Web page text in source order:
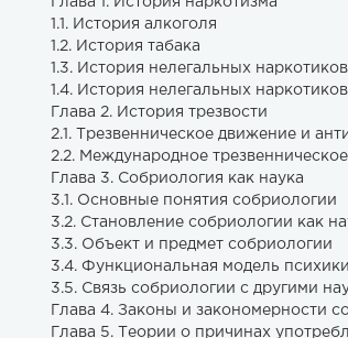
1.1. История алкоголя
1.2. История табака
1.3. История нелегальных наркотиков
1.4. История нелегальных
Глава 2. История трезвости
2.1. Трезвенническое движение и
2.2. Международное
Глава 3. Собриология как наука
3.1. Основные понятия собриологии
3.2. Становление собриологии как
3.3. Объект и предмет собриологии
3.4. Функциональная модель
3.5. Связь собриологии с другими
Глава 4. Законы и закономерности
Глава 5. Теории о причинах